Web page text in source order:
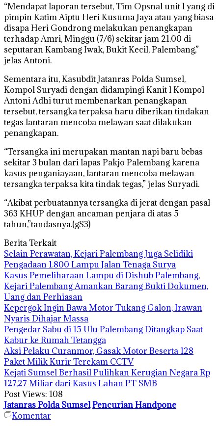
“Mendapat laporan tersebut, Tim Opsnal unit l yang di
pimpin Katim Aiptu Heri Kusuma Jaya atau yang biasa
disapa Heri Gondrong melakukan penangkapan
terhadap Amri, Minggu (7/6) sekitar jam 21.00 di
seputaran Kambang Iwak, Bukit Kecil, Palembang,”
jelas Antoni.
Sementara itu, Kasubdit Jatanras Polda Sumsel,
Kompol Suryadi dengan didampingi Kanit l Kompol
Antoni Adhi turut membenarkan penangkapan
tersebut, tersangka terpaksa haru diberikan tindakan
tegas lantaran mencoba melawan saat dilakukan
penangkapan.
“Tersangka ini merupakan mantan napi baru bebas
sekitar 3 bulan dari lapas Pakjo Palembang karena
kasus penganiayaan, lantaran mencoba melawan
tersangka terpaksa kita tindak tegas,” jelas Suryadi.
“Akibat perbuatannya tersangka di jerat dengan pasal
363 KHUP dengan ancaman penjara di atas 5
tahun,”tandasnya.(gS3)
Berita Terkait
Selain Perawatan, Kejari Palembang Juga Selidiki
Pengadaan 1.800 Lampu Jalan Tenaga Surya
Kasus Pemeliharaan Lampu di Dishub Palembang,
Kejari Palembang Amankan Barang Bukti Dokumen,
Uang dan Perhiasan
Kepergok Ingin Bawa Motor Tukang Galon, Irawan
Nyaris Dihajar Massa
Pengedar Sabu di 15 Ulu Palembang Ditangkap Saat
Kabur ke Rumah Tetangga
Aksi Pelaku Curanmor, Gasak Motor Beserta 128
Paket Milik Kurir Terekam CCTV
Kejati Sumsel Berhasil Pulihkan Kerugian Negara Rp
127,27 Miliar dari Kasus Lahan PT SMB
Post Views: 108
Jatanras Polda SumselPencurian Handpone
Komentar